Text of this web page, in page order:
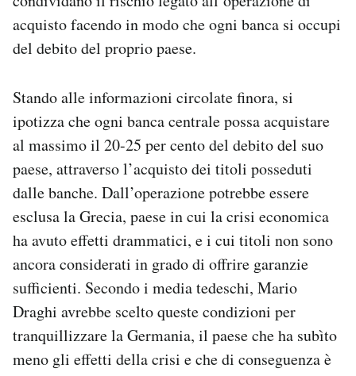
acquisto facendo in modo che ogni banca si occupi
del debito del proprio paese.
Stando alle informazioni circolate finora, si
ipotizza che ogni banca centrale possa acquistare
al massimo il 20-25 per cento del debito del suo
paese, attraverso l’acquisto dei titoli posseduti
dalle banche. Dall’operazione potrebbe essere
esclusa la Grecia, paese in cui la crisi economica
ha avuto effetti drammatici, e i cui titoli non sono
ancora considerati in grado di offrire garanzie
sufficienti. Secondo i media tedeschi, Mario
Draghi avrebbe scelto queste condizioni per
tranquillizzare la Germania, il paese che ha subìto
meno gli effetti della crisi e che di conseguenza è